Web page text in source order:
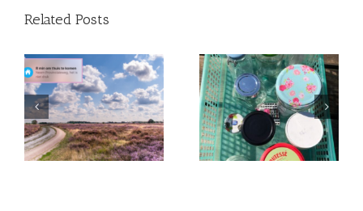
Related Posts
Lekkere breuken!
Begin op tijd met
KLEINKINDEREN!